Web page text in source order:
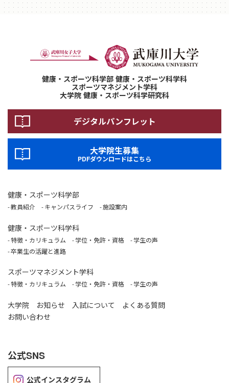
健康・スポーツ科学部 健康・スポーツ科学科
スポーツマネジメント学科
大学院 健康・スポーツ科学研究科
デジタルパンフレット
大学院生募集
PDFダウンロードはこちら
健康・スポーツ科学部
教員紹介 キャンパスライフ 施設案内
健康・スポーツ科学科
特徴・カリキュラム 学位・免許・資格
学生の声
卒業生の活躍と進路
スポーツマネジメント学科
特徴・カリキュラム 学位・免許・資格 学生の声
大学院 お知らせ 入試について
よくある質問
お問い合わせ
公式SNS
公式インスタグラム